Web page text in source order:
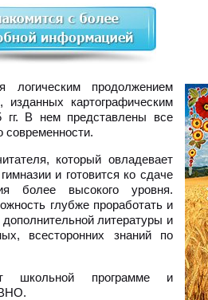
логическим продолжением
картографическим
гг. В нем представлены все
современности.
который овладевает
и готовится ко сдаче
более высокого уровня.
глубже проработать и
литературы и
всесторонних знаний по
школьной программе и
ВНО.